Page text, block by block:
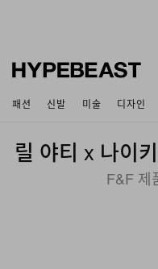
패션 신발 미술 디자인
릴 야티 x 나이
F&F 제